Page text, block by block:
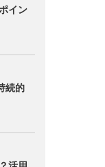
イン
続的